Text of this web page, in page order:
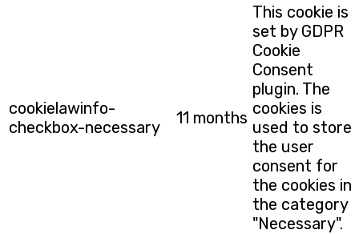
cookielawinfo-
checkbox-necessary
11 months
This cookie is
set by GDPR
Cookie
Consent
plugin. The
cookies is
used to store
the user
consent for
the cookies in
the category
"Necessary".